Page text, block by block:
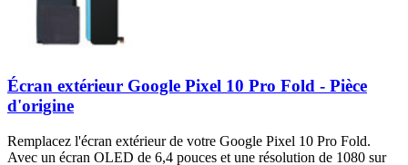
Écran extérieur Google Pixel 10 Pro Fold - Pièce
d'origine
Remplacez l'écran extérieur de votre Google Pixel 10 Pro Fold.
Avec un écran OLED de 6,4 pouces et une résolution de 1080 sur